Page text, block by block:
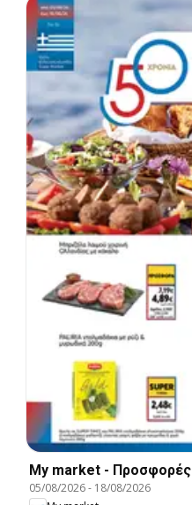
My market - Προσφορές
05/08/2026- 18/08/2026